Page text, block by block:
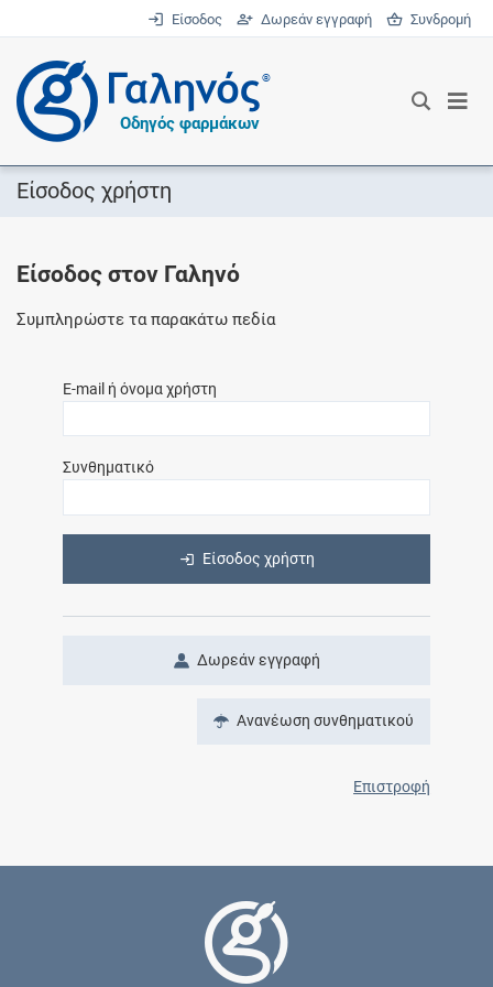
Είσοδος Δωρεάν εγγραφή Συνδρομή
®
Οδηγός φαρμάκων
Είσοδος χρήστη
Είσοδος στον Γαληνό
Συμπληρώστε τα παρακάτω πεδία
E-mail ή όνομα χρήστη
Συνθηματικό
Είσοδος χρήστη
Δωρεάν εγγραφή
Ανανέωση συνθηματικού
Επιστροφή